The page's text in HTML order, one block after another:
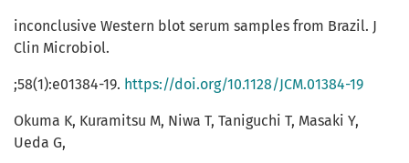
inconclusive Western blot serum samples from Brazil. J
Clin Microbiol.
;58(1):e01384-19. https://doi.org/10.1128/JCM.01384-19
Okuma K, Kuramitsu M, Niwa T, Taniguchi T, Masaki Y,
Ueda G,